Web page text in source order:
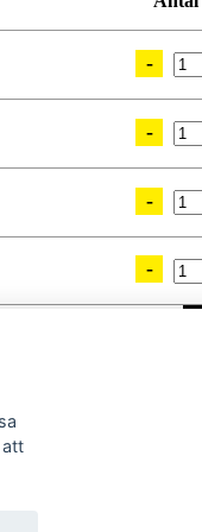
att